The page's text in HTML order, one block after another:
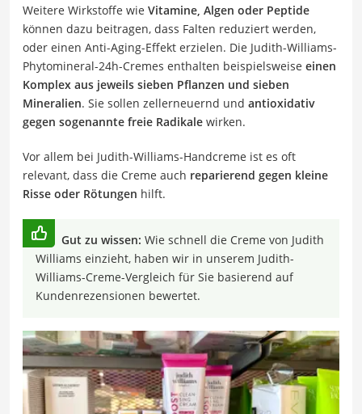
Weitere Wirkstoffe wie Vitamine, Algen oder Peptide
können dazu beitragen, dass Falten reduziert werden,
oder einen Anti-Aging-Effekt erzielen. Die Judith-Williams-
Phytomineral-24h-Cremes enthalten beispielsweise einen
Komplex aus jeweils sieben Pflanzen und sieben
Mineralien. Sie sollen zellerneuernd und antioxidativ
gegen sogenannte freie Radikale wirken.
Vor allem bei Judith-Williams-Handcreme ist es oft
relevant, dass die Creme auch reparierend gegen kleine
Risse oder Rötungen hilft.
Gut zu wissen: Wie schnell die Creme von Judith
Williams einzieht, haben wir in unserem Judith-
Williams-Creme-Vergleich für Sie basierend auf
Kundenrezensionen bewertet.